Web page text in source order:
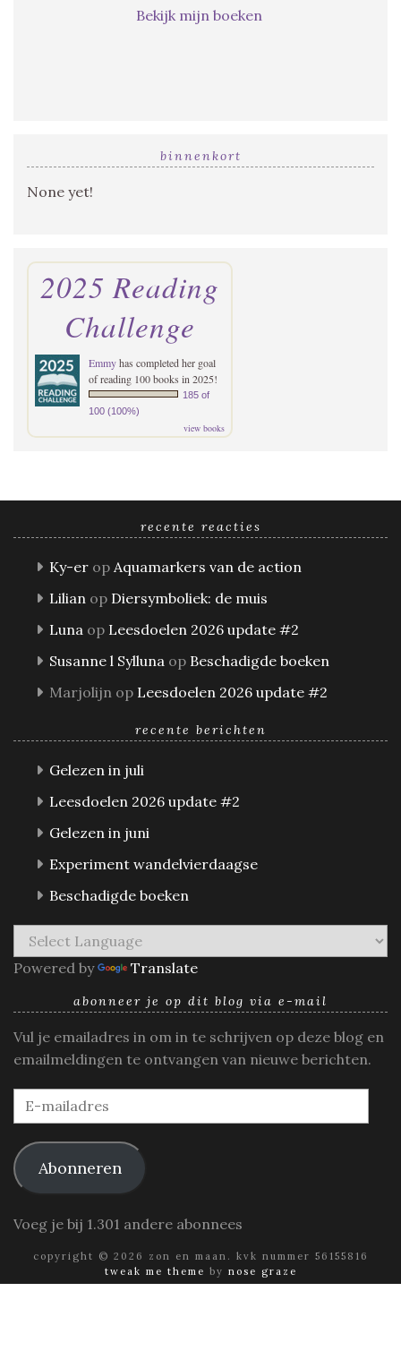
Bekijk mijn boeken
binnenkort
None yet!
2025 Reading
Challenge
Emmyhas completed her goal
of reading 100 books in 2025!
185 of
100 (100%)
view books
recente reacties
Ky-er op Aquamarkers van de action
Lilian op Diersymboliek: de muis
Luna op Leesdoelen 2026 update #2
Susanne l Sylluna op Beschadigde boeken
Marjolijn op Leesdoelen 2026 update #2
recente berichten
Gelezen in juli
Leesdoelen 2026 update #2
Gelezen in juni
Experiment wandelvierdaagse
Beschadigde boeken
Powered by Translate
abonneer je op dit blog via e-mail
Vul je emailadres in om in te schrijven op deze blog en
emailmeldingen te ontvangen van nieuwe berichten.
E-
mailadres
Abonneren
Voeg je bij 1.301 andere abonnees
copyright © 2026 zon en maan. kvk nummer 56155816
tweak me theme by nose graze